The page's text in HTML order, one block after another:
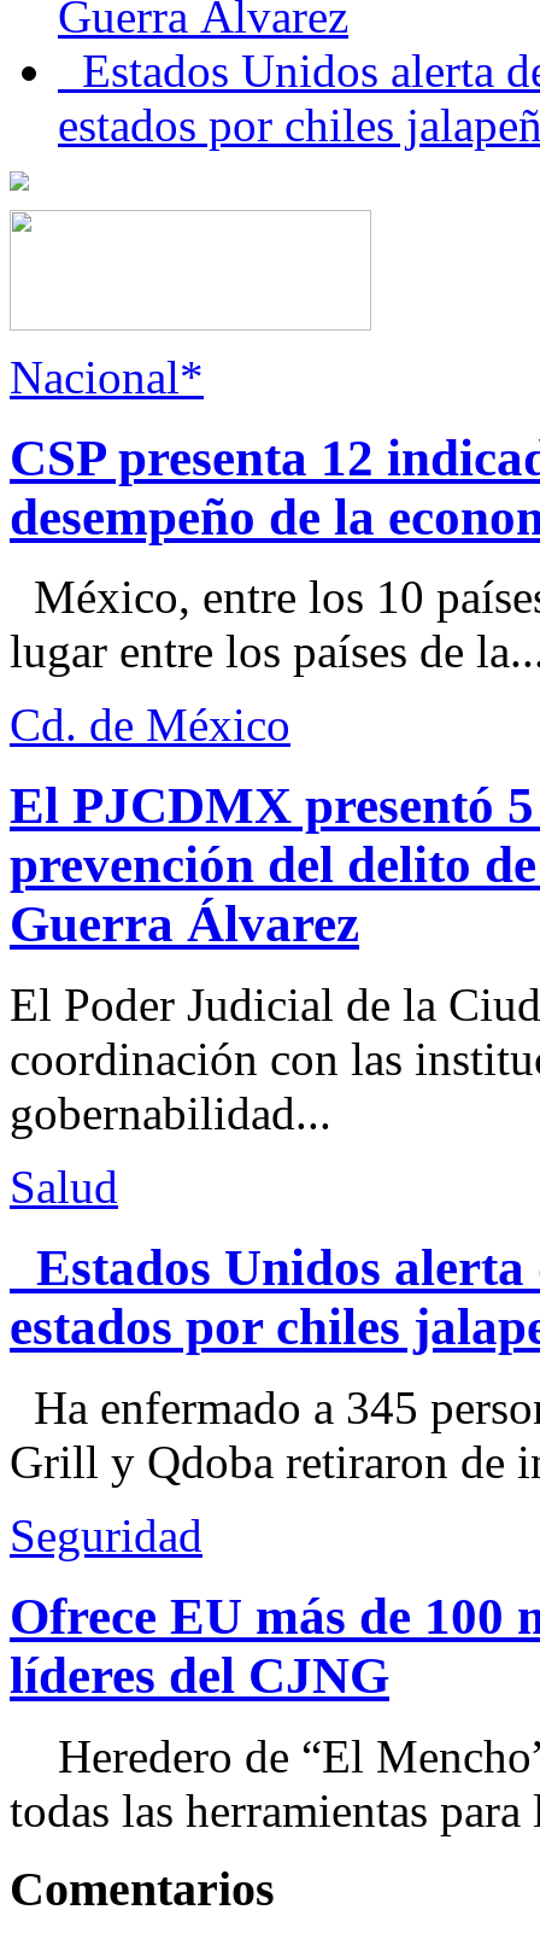
Guerra Álvarez
Estados Unidos alerta
estados por chiles
Nacional*
CSP presenta 12
desempeño de la
México, entre los 10
lugar entre los países de
Cd. de México
El PJCDMX presentó
prevención del delito
Guerra Álvarez
El Poder Judicial de la
coordinación con las
gobernabilidad...
Salud
Estados Unidos alerta
estados por chiles
Ha enfermado a 345
Grill y Qdoba retiraron de
Seguridad
Ofrece EU más de 100
líderes del CJNG
Heredero de “El
todas las herramientas
Comentarios